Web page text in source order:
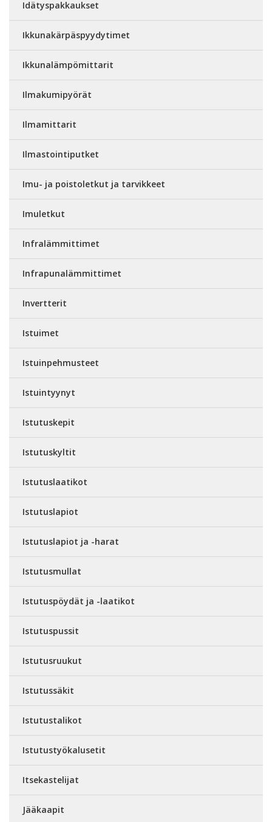
Idätyspakkaukset
Ikkunakärpäspyydytimet
Ikkunalämpömittarit
Ilmakumipyörät
Ilmamittarit
Ilmastointiputket
Imu- ja poistoletkut ja tarvikkeet
Imuletkut
Infralämmittimet
Infrapunalämmittimet
Invertterit
Istuimet
Istuinpehmusteet
Istuintyynyt
Istutuskepit
Istutuskyltit
Istutuslaatikot
Istutuslapiot
Istutuslapiot ja -harat
Istutusmullat
Istutuspöydät ja -laatikot
Istutuspussit
Istutusruukut
Istutussäkit
Istutustalikot
Istutustyökalusetit
Itsekastelijat
Jääkaapit